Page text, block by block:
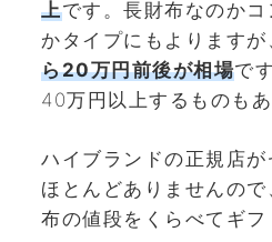
上です。長財布なのか
かタイプにもよりますが
ら20万円前後が相場で
40万円以上するものもあ
ハイブランドの正規店
ほとんどありませんの
布の値段をくらべてギフ